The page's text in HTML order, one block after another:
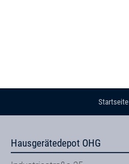
Startseite
Hausgerätedepot OHG